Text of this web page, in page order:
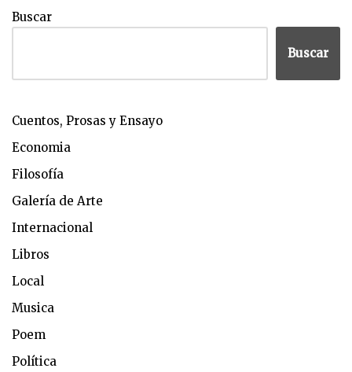
Buscar
Buscar
Cuentos, Prosas y Ensayo
Economia
Filosofía
Galería de Arte
Internacional
Libros
Local
Musica
Poem
Política